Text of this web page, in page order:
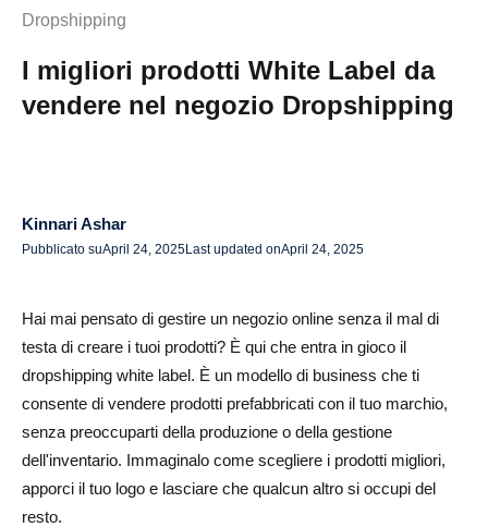
nicchia
Il ruolo dei fornitori nel dropshipping White Label
1. Cosa cercare in un fornitore White Label
tua attività di dropshipping
1. Scegliere la giusta piattaforma di e-commerce
2. Progettare il tuo negozio per il successo
2. Pagine essenziali per il tuo negozio
3. Gateway di pagamento e configurazione legale
Conclusione: scalare la tua attività di dropshipping white
Dropshipping
I migliori prodotti White Label da
vendere nel negozio Dropshipping
Kinnari Ashar
Pubblicato suApril 24, 2025Last updated onApril 24, 2025
Hai mai pensato di gestire un negozio online senza il mal di
testa di creare i tuoi prodotti? È qui che entra in gioco il
dropshipping white label. È un modello di business che ti
consente di vendere prodotti prefabbricati con il tuo marchio,
senza preoccuparti della produzione o della gestione
dell'inventario. Immaginalo come scegliere i prodotti migliori,
apporci il tuo logo e lasciare che qualcun altro si occupi del
resto.